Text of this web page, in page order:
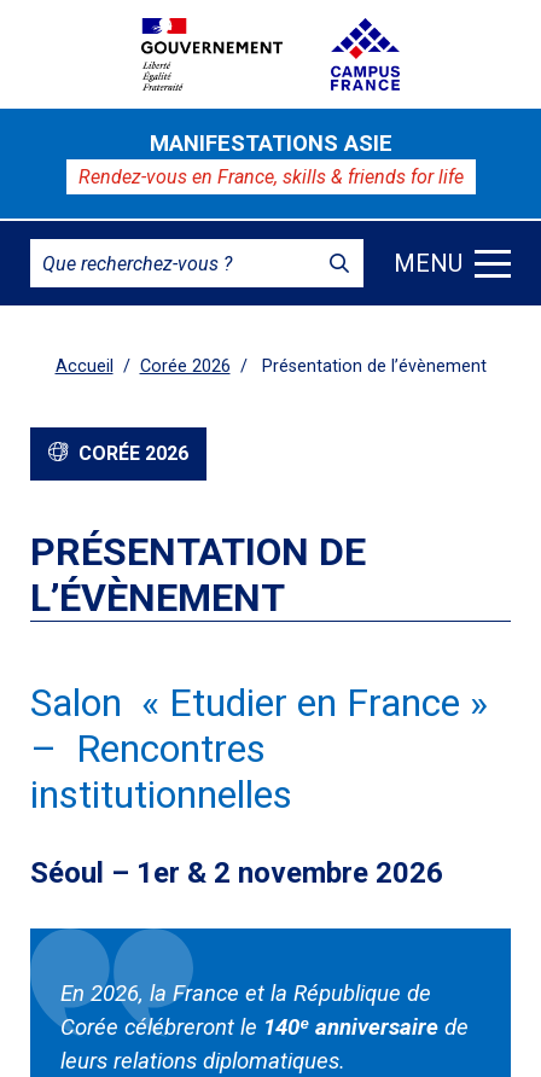
MANIFESTATIONS ASIE
Rendez-vous en France, skills & friends for life
MENU
Accueil Corée 2026 Présentation de l’évènement
CORÉE 2026
PRÉSENTATION DE
L’ÉVÈNEMENT
Salon « Etudier en France »
– Rencontres
institutionnelles
Séoul – 1er & 2 novembre 2026
En 2026, la France et la République de
Corée célébreront le 140ᵉ anniversaire de
leurs relations diplomatiques.